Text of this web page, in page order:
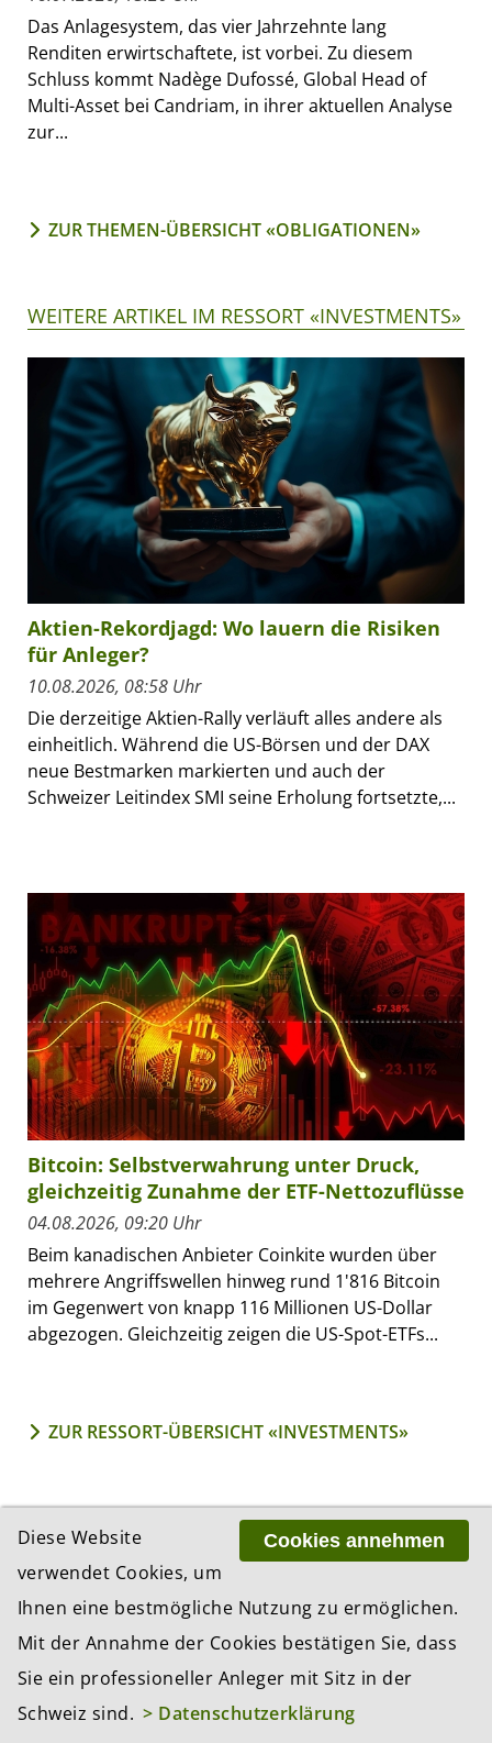
Das Anlagesystem, das vier Jahrzehnte lang
Renditen erwirtschaftete, ist vorbei. Zu diesem
Schluss kommt Nadège Dufossé, Global Head of
Multi-Asset bei Candriam, in ihrer aktuellen Analyse
zur...
ZUR THEMEN-ÜBERSICHT «OBLIGATIONEN»
WEITERE ARTIKEL IM RESSORT «INVESTMENTS»
Aktien-Rekordjagd: Wo lauern die Risiken
für Anleger?
10.08.2026, 08:58 Uhr
Die derzeitige Aktien-Rally verläuft alles andere als
einheitlich. Während die US-Börsen und der DAX
neue Bestmarken markierten und auch der
Schweizer Leitindex SMI seine Erholung fortsetzte,...
Bitcoin: Selbstverwahrung unter Druck,
gleichzeitig Zunahme der ETF-Nettozuflüsse
04.08.2026, 09:20 Uhr
Beim kanadischen Anbieter Coinkite wurden über
mehrere Angriffswellen hinweg rund 1'816 Bitcoin
im Gegenwert von knapp 116 Millionen US-Dollar
abgezogen. Gleichzeitig zeigen die US-Spot-ETFs...
ZUR RESSORT-ÜBERSICHT «INVESTMENTS»
1 Tag 1 Woche 1 Monat
Chip-Ausverkauf verschärft sich: Zweite
Verlustwelle erfasst globale Börsen
Candriam: Knappheit ist das neue Normal
– und die meisten Portfolios sind nicht
Cookies annehmen
Diese Website
verwendet Cookies, um
Ihnen eine bestmögliche Nutzung zu ermöglichen.
Mit der Annahme der Cookies bestätigen Sie, dass
Sie ein professioneller Anleger mit Sitz in der
Schweiz sind. > Datenschutzerklärung